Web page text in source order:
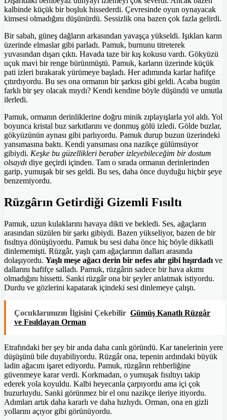
kalbinde küçük bir boşluk hissederdi. Çevresinde oyun oynayacak
kimsesi olmadığını düşünürdü. Sessizlik ona bazen çok fazla gelirdi.
Bir sabah, güneş dağların arkasından yavaşça yükseldi. Işıkları karın
üzerinde elmaslar gibi parladı. Pamuk, burnunu titreterek
yuvasından dışarı çıktı. Havada taze bir kış kokusu vardı. Gökyüzü
uçuk mavi bir renge bürünmüştü. Pamuk, karların üzerinde küçük
pati izleri bırakarak yürümeye başladı. Her adımında karlar hafifçe
çıtırdıyordu. Bu ses ona ormanın bir şarkısı gibi geldi. Acaba bugün
farklı bir şey olacak mıydı? Kendi kendine böyle düşündü ve umutla
ilerledi.
Pamuk, ormanın derinliklerine doğru minik zıplayışlarla yol aldı. Yol
boyunca kristal buz sarkıtlarını ve donmuş gölü izledi. Gölde buzlar,
gökyüzünün aynası gibi parlıyordu. Pamuk durup buzun üzerindeki
yansımasına baktı. Kendi yansıması ona nazikçe gülümsüyor
gibiydi. Keşke bu güzellikleri beraber izleyebileceğim bir dostum
olsaydı diye geçirdi içinden. Tam o sırada ormanın derinlerinden
garip, yumuşak bir ses geldi. Bu ses, daha önce duyduğu hiçbir şeye
benzemiyordu.
Rüzgârın Getirdiği Gizemli Fısıltı
Pamuk, uzun kulaklarını havaya dikti ve bekledi. Ses, ağaçların
arasından süzülen bir şarkı gibiydi. Bazen yükseliyor, bazen de bir
fısıltıya dönüşüyordu. Pamuk bu sesi daha önce hiç böyle dikkatli
dinlememişti. Rüzgâr, yaşlı çam ağaçlarının dalları arasında
dolaşıyordu. Yaşlı meşe ağacı derin bir nefes alır gibi hışırdadı ve
dallarını hafifçe salladı. Pamuk, rüzgârın sadece bir hava akımı
olmadığını hissetti. Sanki rüzgâr ona bir şeyler anlatmak istiyordu.
Durdu ve gözlerini kapatarak içindeki sesi dinlemeye çalıştı.
Çocuklarımızın İlgisini Çekebilir Gümüş Kanatlı Rüzgâr
ve Fısıldayan Orman
Etrafındaki her şey bir anda daha canlı göründü. Kar tanelerinin yere
düşüşünü bile duyabiliyordu. Rüzgâr ona, tepenin ardındaki büyük
ladin ağacını işaret ediyordu. Pamuk, rüzgârın rehberliğine
güvenmeye karar verdi. Korkmadan, o yumuşak fısıltıyı takip
ederek yola koyuldu. Kalbi heyecanla çarpıyordu ama içi çok
huzurluydu. Sanki görünmez bir el onu nazikçe ileriye itiyordu.
Adımları artık daha kararlı ve daha hızlıydı. Orman, ona en gizli
yollarını açıyor gibi görünüyordu.